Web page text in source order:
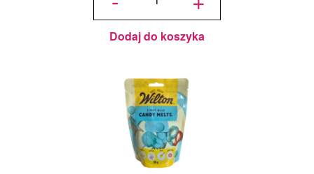
Czysta
Biel
125 g -
Wilton
Dodaj do koszyka